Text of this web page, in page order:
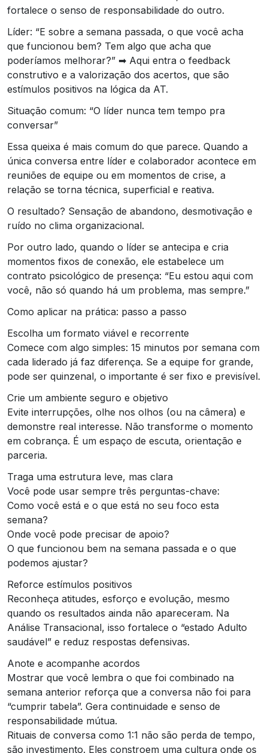
fortalece o senso de responsabilidade do outro.
Líder: “E sobre a semana passada, o que você acha
que funcionou bem? Tem algo que acha que
poderíamos melhorar?” ➡ Aqui entra o feedback
construtivo e a valorização dos acertos, que são
estímulos positivos na lógica da AT.
Situação comum: “O líder nunca tem tempo pra
conversar”
Essa queixa é mais comum do que parece. Quando a
única conversa entre líder e colaborador acontece em
reuniões de equipe ou em momentos de crise, a
relação se torna técnica, superficial e reativa.
O resultado? Sensação de abandono, desmotivação e
ruído no clima organizacional.
Por outro lado, quando o líder se antecipa e cria
momentos fixos de conexão, ele estabelece um
contrato psicológico de presença: “Eu estou aqui com
você, não só quando há um problema, mas sempre.”
Como aplicar na prática: passo a passo
Escolha um formato viável e recorrente
Comece com algo simples: 15 minutos por semana com
cada liderado já faz diferença. Se a equipe for grande,
pode ser quinzenal, o importante é ser fixo e previsível.
Crie um ambiente seguro e objetivo
Evite interrupções, olhe nos olhos (ou na câmera) e
demonstre real interesse. Não transforme o momento
em cobrança. É um espaço de escuta, orientação e
parceria.
Traga uma estrutura leve, mas clara
Você pode usar sempre três perguntas-chave:
Como você está e o que está no seu foco esta
semana?
Onde você pode precisar de apoio?
O que funcionou bem na semana passada e o que
podemos ajustar?
Reforce estímulos positivos
Reconheça atitudes, esforço e evolução, mesmo
quando os resultados ainda não apareceram. Na
Análise Transacional, isso fortalece o “estado Adulto
saudável” e reduz respostas defensivas.
Anote e acompanhe acordos
Mostrar que você lembra o que foi combinado na
semana anterior reforça que a conversa não foi para
“cumprir tabela”. Gera continuidade e senso de
responsabilidade mútua.
Rituais de conversa como 1:1 não são perda de tempo,
são investimento. Eles constroem uma cultura onde os